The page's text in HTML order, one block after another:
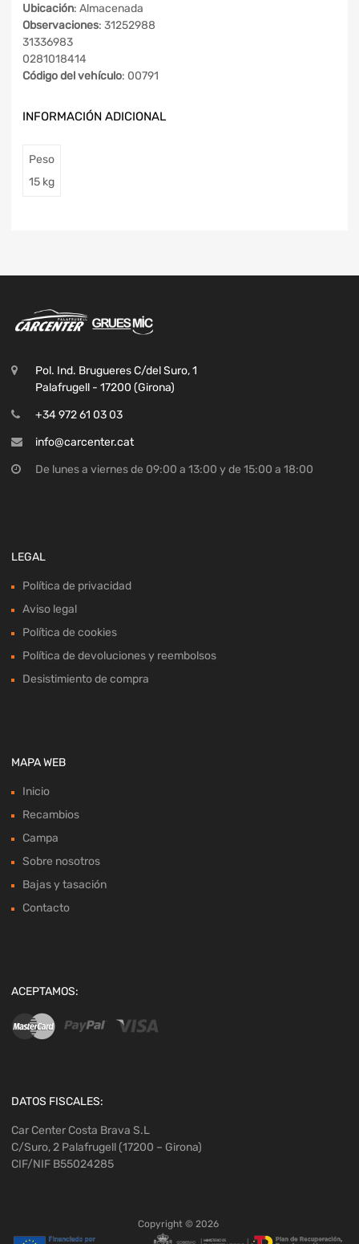
Ubicación: Almacenada
Observaciones: 31252988
31336983
0281018414
Código del vehículo: 00791
INFORMACIÓN ADICIONAL
Peso
15 kg
Pol. Ind. Brugueres C/del Suro, 1
Palafrugell - 17200 (Girona)
+34 972 61 03 03
info@carcenter.cat
De lunes a viernes de 09:00 a 13:00 y de 15:00 a 18:00
LEGAL
Política de privacidad
Aviso legal
Política de cookies
Política de devoluciones y reembolsos
Desistimiento de compra
MAPA WEB
Inicio
Recambios
Campa
Sobre nosotros
Bajas y tasación
Contacto
ACEPTAMOS:
DATOS FISCALES:
Car Center Costa Brava S.L
C/Suro, 2 Palafrugell (17200 – Girona)
CIF/NIF B55024285
Copyright © 2026